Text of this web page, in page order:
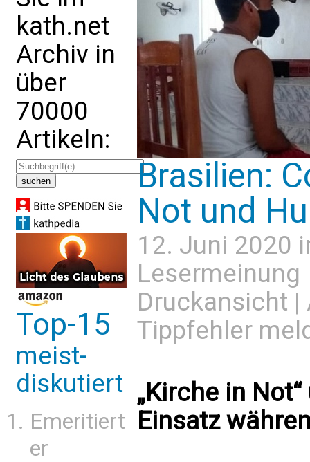
kath.net
Archiv in
über
70000
Artikeln:
Top-15
meist-
diskutiert
Emeritiert
er
Brasilien:
Not und
12. Juni 2020
Lesermeinung
Druckansicht |
Tippfehler
„Kirche in
Einsatz